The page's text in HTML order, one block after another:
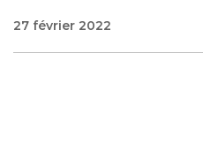
27 février 2022